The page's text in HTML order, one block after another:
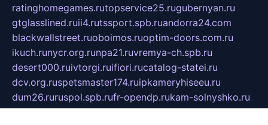
ratinghomegames.rutopservice25.rugubernyan.ru
gtglasslined.ruii4.rutssport.spb.ruandorra24.com
blackwallstreet.ruoboimos.ruoptim-doors.com.ru
ikuch.runycr.org.runpa21.ruvremya-ch.spb.ru
desert000.ruivtorgi.ruifiori.rucatalog-statei.ru
dcv.org.ruspetsmaster174.ruipkameryhiseeu.ru
dum26.ruruspol.spb.rufr-opendp.rukam-solnyshko.ru
cheyenne-arapaho.rusevzapmetal.spb.ru